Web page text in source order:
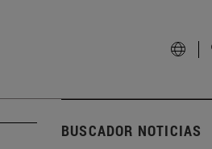
BUSCADOR NOTICIAS